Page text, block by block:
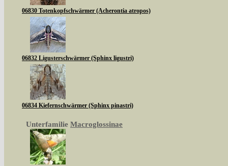
06830 Totenkopfschwärmer (Acherontia atropos)
06832 Ligusterschwärmer (Sphinx ligustri)
06834 Kiefernschwärmer (Sphinx pinastri)
Unterfamilie Macroglossinae